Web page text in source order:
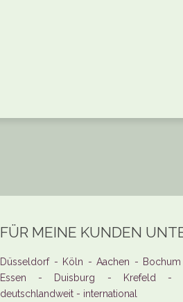
FÜR MEINE KUNDEN
Düsseldorf - Köln - Aachen -
Essen - Duisburg - Krefeld -
deutschlandweit - international